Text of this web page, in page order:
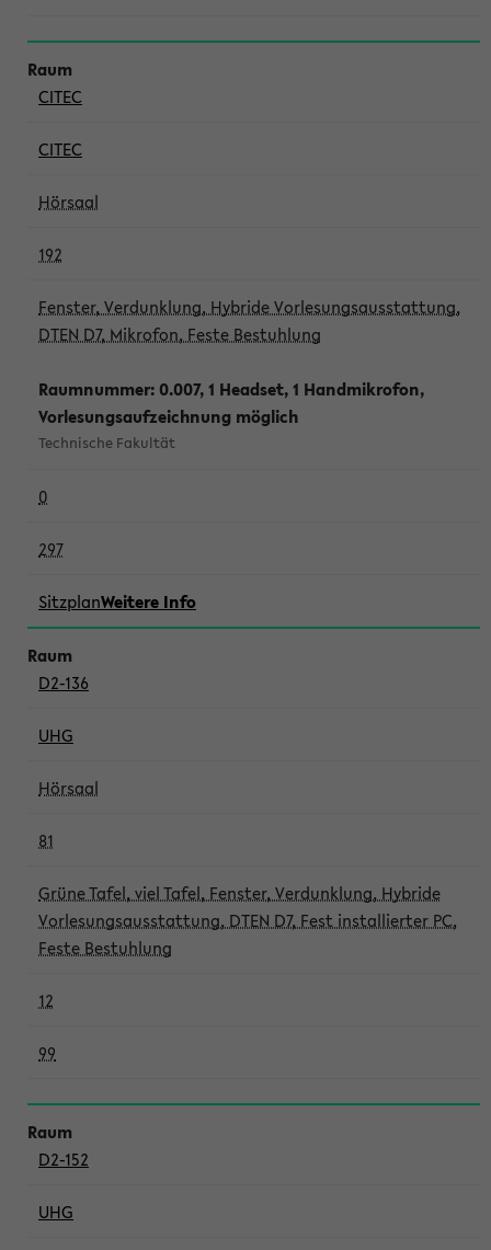
CITEC
CITEC
Hörsaal
192
Fenster, Verdunklung, Hybride Vorlesungsausstattung,
DTEN D7, Mikrofon, Feste Bestuhlung
Raumnummer: 0.007, 1 Headset, 1 Handmikrofon,
Vorlesungsaufzeichnung möglich
Technische Fakultät
0
297
SitzplanWeitere Info
D2-136
UHG
Hörsaal
81
Grüne Tafel, viel Tafel, Fenster, Verdunklung, Hybride
Vorlesungsausstattung, DTEN D7, Fest installierter PC,
Feste Bestuhlung
12
99
D2-152
UHG